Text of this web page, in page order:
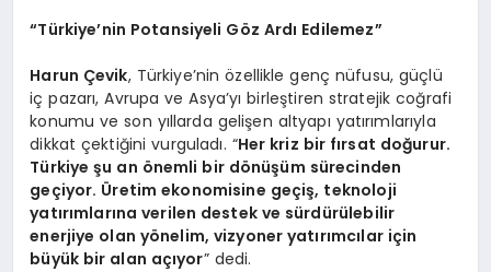
“Türkiye’nin Potansiyeli Göz Ardı Edilemez”
Harun Çevik, Türkiye’nin özellikle genç nüfusu, güçlü
iç pazarı, Avrupa ve Asya’yı birleştiren stratejik coğrafi
konumu ve son yıllarda gelişen altyapı yatırımlarıyla
dikkat çektiğini vurguladı. “Her kriz bir fırsat doğurur.
Türkiye şu an önemli bir dönüşüm sürecinden
geçiyor. Üretim ekonomisine geçiş, teknoloji
yatırımlarına verilen destek ve sürdürülebilir
enerjiye olan yönelim, vizyoner yatırımcılar için
büyük bir alan açıyor” dedi.